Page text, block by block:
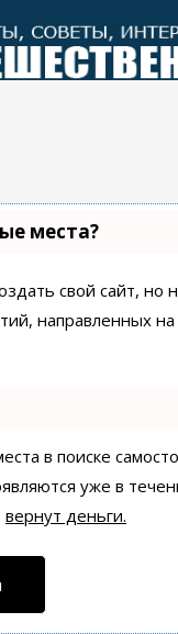
места?
свой сайт,
направленных
в поиске
уже в
вернут деньги.